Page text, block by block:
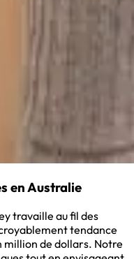
en Australie
travaille au fil des
tendance
million de dollars. Notre